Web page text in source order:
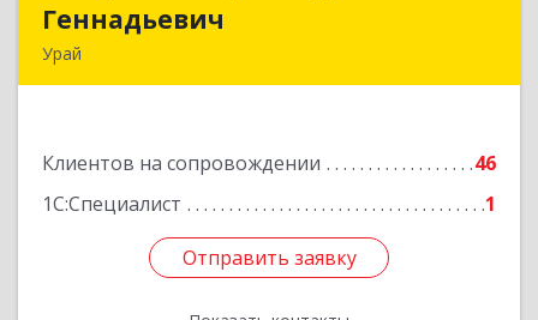
Геннадьевич
Урай
Клиентов на сопровождении
46
1С:Специалист
1
Отправить заявку
Подробнее
Отправить заявку